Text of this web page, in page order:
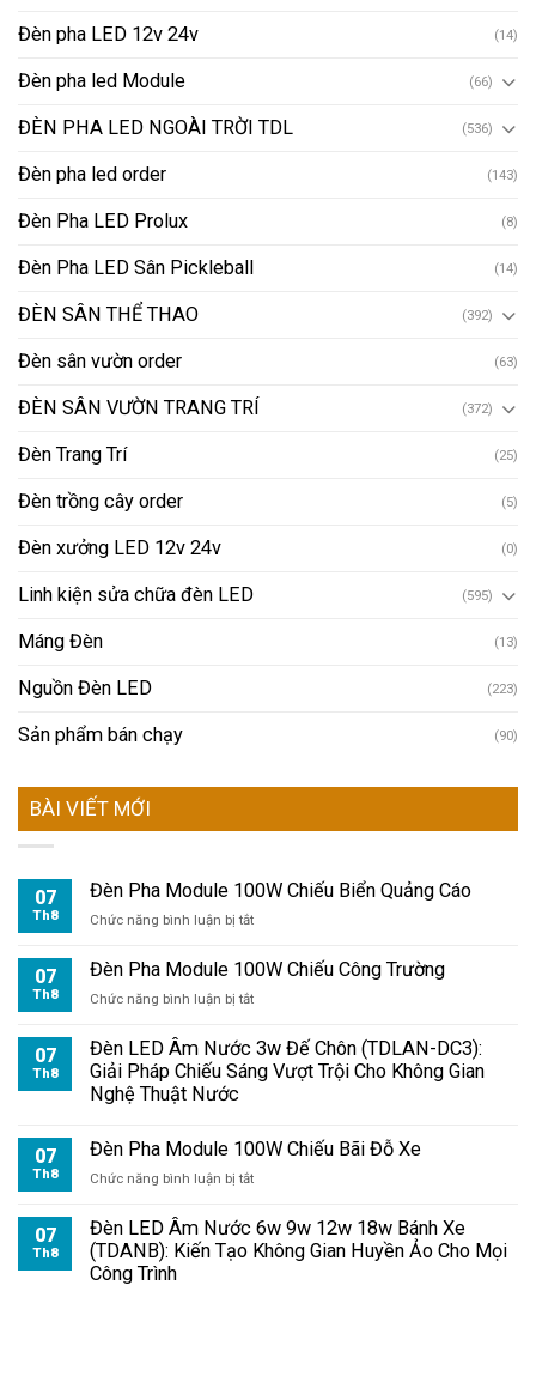
Đèn pha LED 12v 24v (14)
Đèn pha led Module (66)
ĐÈN PHA LED NGOÀI TRỜI TDL (536)
Đèn pha led order (143)
Đèn Pha LED Prolux (8)
Đèn Pha LED Sân Pickleball (14)
ĐÈN SÂN THỂ THAO (392)
Đèn sân vườn order (63)
ĐÈN SÂN VƯỜN TRANG TRÍ (372)
Đèn Trang Trí (25)
Đèn trồng cây order (5)
Đèn xưởng LED 12v 24v (0)
Linh kiện sửa chữa đèn LED (595)
Máng Đèn (13)
Nguồn Đèn LED (223)
Sản phẩm bán chạy (90)
BÀI VIẾT MỚI
07
Th8
Đèn Pha Module 100W Chiếu Biển Quảng Cáo
Chức năng bình luận bị tắtở
Pha
100W
Biển
Quảng
07
Th8
Đèn Pha Module 100W Chiếu Công Trường
Chức năng bình luận bị tắtở
Pha
Module
100W
Trường
07
Th8
Đèn LED Âm Nước 3w Đế Chôn (TDLAN-DC3):
Giải Pháp Chiếu Sáng Vượt Trội Cho Không Gian
Nghệ Thuật Nước
07
Th8
Đèn Pha Module 100W Chiếu Bãi Đỗ Xe
Chức năng bình luận bị tắtở
Pha
Module
07
Th8
Đèn LED Âm Nước 6w 9w 12w 18w Bánh Xe
(TDANB): Kiến Tạo Không Gian Huyền Ảo Cho Mọi
Công Trình